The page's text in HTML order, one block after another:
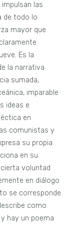
las
de todo lo
mayor que
Es la
la narrativa
sumada,
imparable
ideas e
en
comunistas y
su propia
en su
voluntad
en diálogo
se corresponde
como
hay un poema